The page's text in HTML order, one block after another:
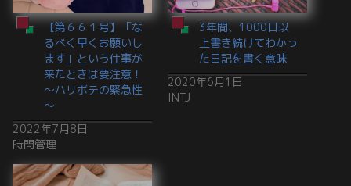
【第６６１号】「な
るべく早くお願いし
ます」という仕事が
来たときは要注意！
～ハリボテの緊急性
～
2022年7月8日
時間管理
3年間、1000日以
上書き続けてわかっ
た日記を書く意味
2020年6月1日
INTJ